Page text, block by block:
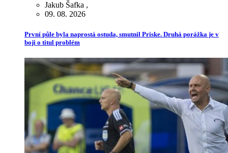
Jakub Šafka ,
09. 08. 2026
První půle byla naprostá ostuda, smutnil Priske. Druhá porážka je v
boji o titul problém